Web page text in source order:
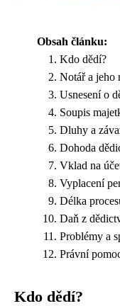
Obsah článku:
Kdo dědí?
Notář a jeho
Usnesení o
Soupis
Dluhy a
Dohoda
Vklad na
Vyplacení
Délka
Daň z
Problémy a
Právní
Kdo dědí?